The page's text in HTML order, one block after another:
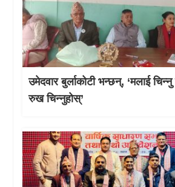
उमेदवार बुर्लाकोटी भन्छन्, ‘मलाई
रुख चिन्नुहोस्’